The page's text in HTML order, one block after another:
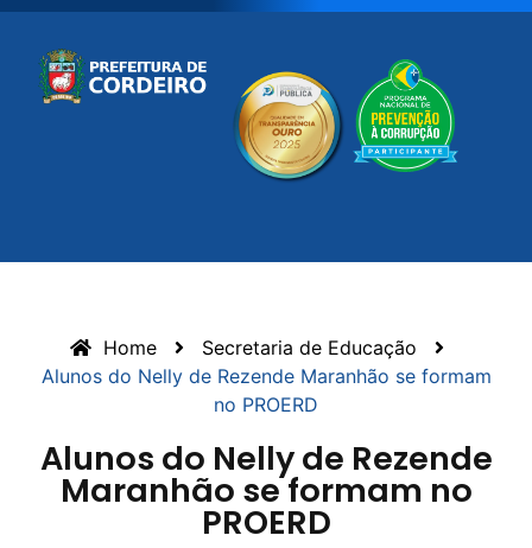
Home
Secretaria de Educação
Alunos do Nelly de Rezende Maranhão se formam
no PROERD
Alunos do Nelly de Rezende
Maranhão se formam no
PROERD